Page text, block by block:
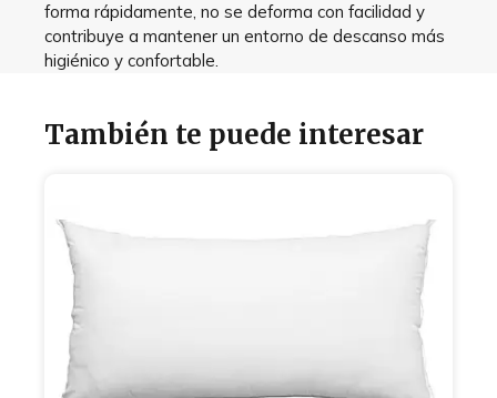
forma rápidamente, no se deforma con facilidad y
contribuye a mantener un entorno de descanso más
higiénico y confortable.
También te puede interesar